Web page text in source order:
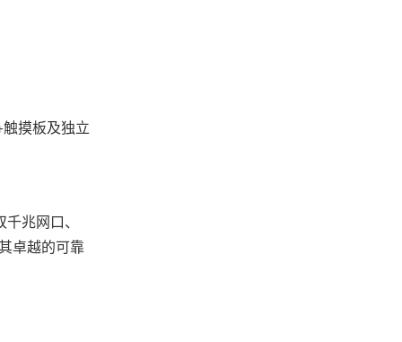
摸板及独立
兆网口、
卓越的可靠